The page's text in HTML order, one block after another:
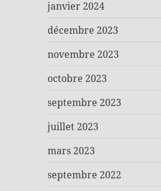
janvier 2024
décembre 2023
novembre 2023
octobre 2023
septembre 2023
juillet 2023
mars 2023
septembre 2022